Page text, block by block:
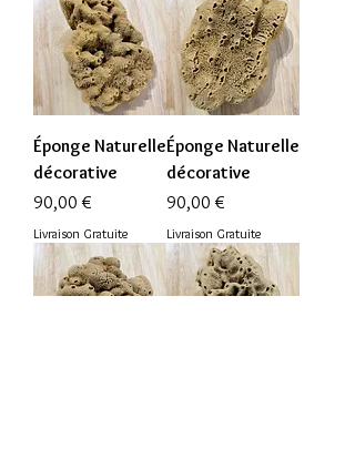
Éponge Naturelle
décorative
Prix
90,00 €
Livraison Gratuite
Éponge Naturelle
décorative
Prix
90,00 €
Livraison Gratuite